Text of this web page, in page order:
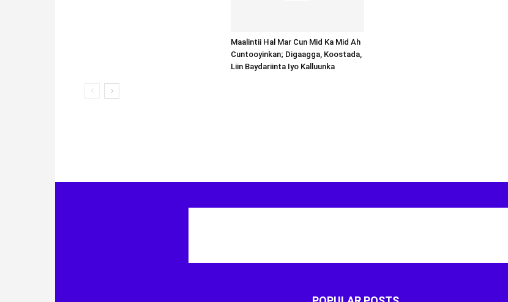
Maalintii Hal Mar Cun Mid Ka Mid Ah
Cuntooyinkan; Digaagga, Koostada,
Liin Baydariinta Iyo Kalluunka